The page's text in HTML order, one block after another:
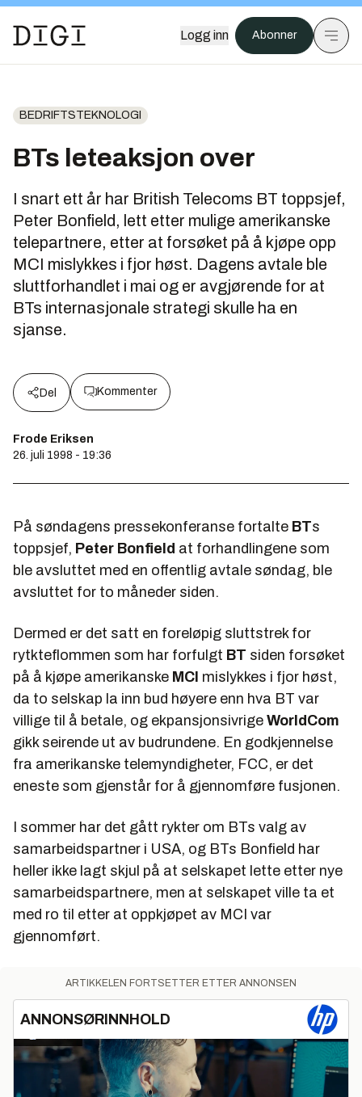
Logg inn Abonner
BEDRIFTSTEKNOLOGI
BTs leteaksjon over
I snart ett år har British Telecoms BT toppsjef,
Peter Bonfield, lett etter mulige amerikanske
telepartnere, etter at forsøket på å kjøpe opp
MCI mislykkes i fjor høst. Dagens avtale ble
sluttforhandlet i mai og er avgjørende for at
BTs internasjonale strategi skulle ha en
sjanse.
Del Kommenter
Frode Eriksen
26. juli 1998 - 19:36
På søndagens pressekonferanse fortalte BTs
toppsjef, Peter Bonfield at forhandlingene som
ble avsluttet med en offentlig avtale søndag, ble
avsluttet for to måneder siden.
Dermed er det satt en foreløpig sluttstrek for
rytkteflommen som har forfulgt BT siden forsøket
på å kjøpe amerikanske MCI mislykkes i fjor høst,
da to selskap la inn bud høyere enn hva BT var
villige til å betale, og ekpansjonsivrige WorldCom
gikk seirende ut av budrundene. En godkjennelse
fra amerikanske telemyndigheter, FCC, er det
eneste som gjenstår for å gjennomføre fusjonen.
I sommer har det gått rykter om BTs valg av
samarbeidspartner i USA, og BTs Bonfield har
heller ikke lagt skjul på at selskapet lette etter nye
samarbeidspartnere, men at selskapet ville ta et
med ro til etter at oppkjøpet av MCI var
gjennomført.
ARTIKKELEN FORTSETTER ETTER ANNONSEN
ANNONSØRINNHOLD